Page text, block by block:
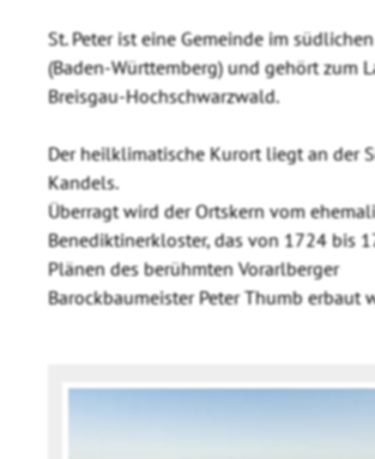
St. Peter ist eine Gemeinde im
(Baden-Württemberg) und gehört zum
Breisgau-Hochschwarzwald.
Der heilklimatische Kurort liegt an der
Kandels.
Überragt wird der Ortskern vom
Benediktinerkloster, das von 1724 bis
Plänen des berühmten Vorarlberger
Barockbaumeister Peter Thumb erbaut